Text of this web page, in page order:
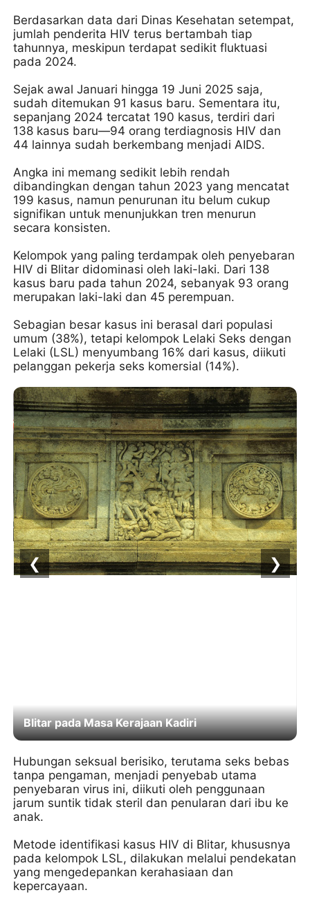
Berdasarkan data dari Dinas Kesehatan setempat,
jumlah penderita HIV terus bertambah tiap
tahunnya, meskipun terdapat sedikit fluktuasi
pada 2024.
Sejak awal Januari hingga 19 Juni 2025 saja,
sudah ditemukan 91 kasus baru. Sementara itu,
sepanjang 2024 tercatat 190 kasus, terdiri dari
138 kasus baru—94 orang terdiagnosis HIV dan
44 lainnya sudah berkembang menjadi AIDS.
Angka ini memang sedikit lebih rendah
dibandingkan dengan tahun 2023 yang mencatat
199 kasus, namun penurunan itu belum cukup
signifikan untuk menunjukkan tren menurun
secara konsisten.
Kelompok yang paling terdampak oleh penyebaran
HIV di Blitar didominasi oleh laki-laki. Dari 138
kasus baru pada tahun 2024, sebanyak 93 orang
merupakan laki-laki dan 45 perempuan.
Sebagian besar kasus ini berasal dari populasi
umum (38%), tetapi kelompok Lelaki Seks dengan
Lelaki (LSL) menyumbang 16% dari kasus, diikuti
pelanggan pekerja seks komersial (14%).
Blitar pada Masa Kerajaan Kadiri
❮ ❯
Hubungan seksual berisiko, terutama seks bebas
tanpa pengaman, menjadi penyebab utama
penyebaran virus ini, diikuti oleh penggunaan
jarum suntik tidak steril dan penularan dari ibu ke
anak.
Metode identifikasi kasus HIV di Blitar, khususnya
pada kelompok LSL, dilakukan melalui pendekatan
yang mengedepankan kerahasiaan dan
kepercayaan.